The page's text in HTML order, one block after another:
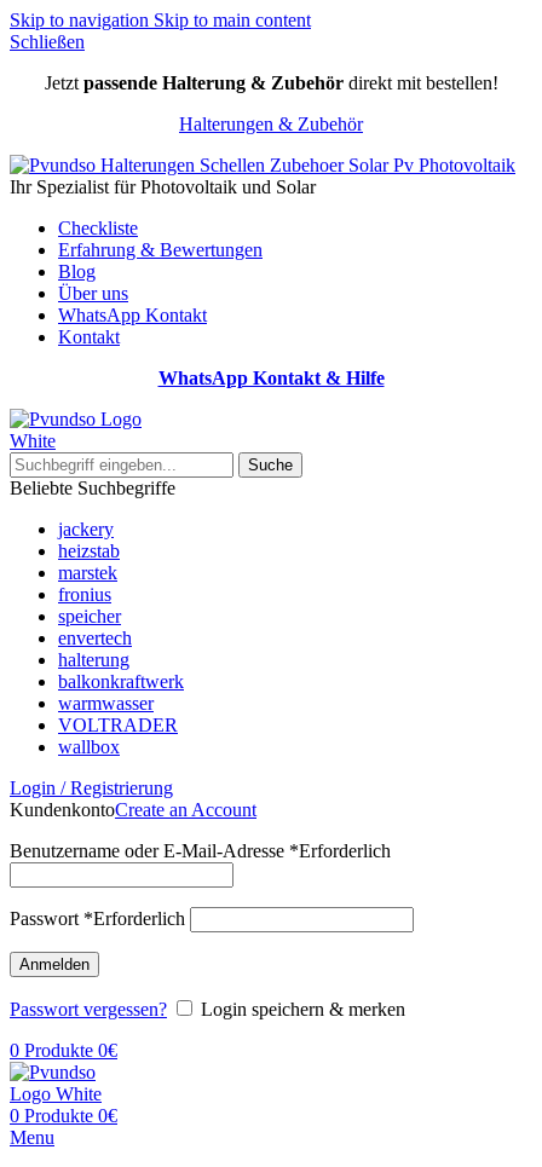
Skip to navigation Skip to main content
Schließen
Jetzt passende Halterung & Zubehördirekt mit bestellen!
Halterungen & Zubehör
Ihr Spezialist für Photovoltaik und Solar
Checkliste
Erfahrung & Bewertungen
Blog
Über uns
WhatsApp Kontakt
Kontakt
WhatsApp Kontakt & Hilfe
Suche
Beliebte Suchbegriffe
jackery
heizstab
marstek
fronius
speicher
envertech
halterung
balkonkraftwerk
warmwasser
VOLTRADER
wallbox
Login / Registrierung
KundenkontoCreate an Account
Benutzername oder E-Mail-Adresse *Erforderlich
Passwort *Erforderlich
Anmelden
Passwort vergessen?
Login speichern & merken
0 Produkte 0€
0 Produkte 0€
Menu